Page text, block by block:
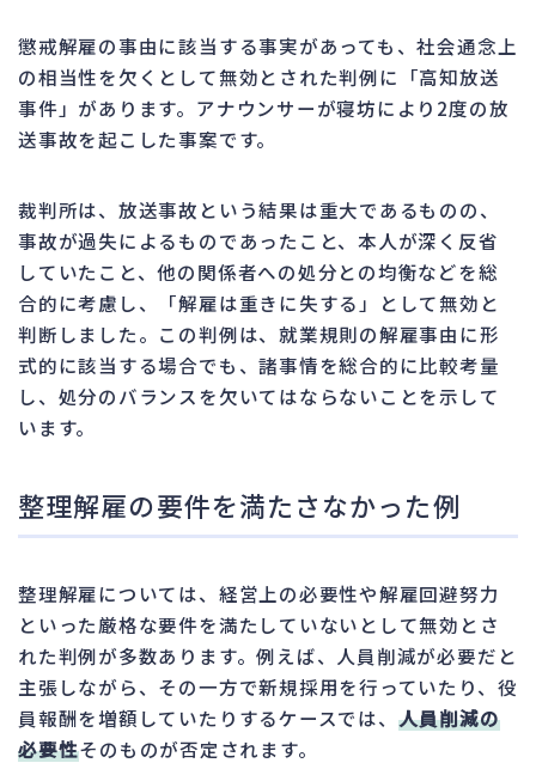
懲戒解雇の事由に該当する事実があっても、社会通念上
の相当性を欠くとして無効とされた判例に「高知放送
事件」があります。アナウンサーが寝坊により2度の放
送事故を起こした事案です。
裁判所は、放送事故という結果は重大であるものの、
事故が過失によるものであったこと、本人が深く反省
していたこと、他の関係者への処分との均衡などを総
合的に考慮し、「解雇は重きに失する」として無効と
判断しました。この判例は、就業規則の解雇事由に形
式的に該当する場合でも、諸事情を総合的に比較考量
し、処分のバランスを欠いてはならないことを示して
います。
整理解雇の要件を満たさなかった例
整理解雇については、経営上の必要性や解雇回避努力
といった厳格な要件を満たしていないとして無効とさ
れた判例が多数あります。例えば、人員削減が必要だと
主張しながら、その一方で新規採用を行っていたり、役
員報酬を増額していたりするケースでは、 人員削減の
必要性そのものが否定されます。